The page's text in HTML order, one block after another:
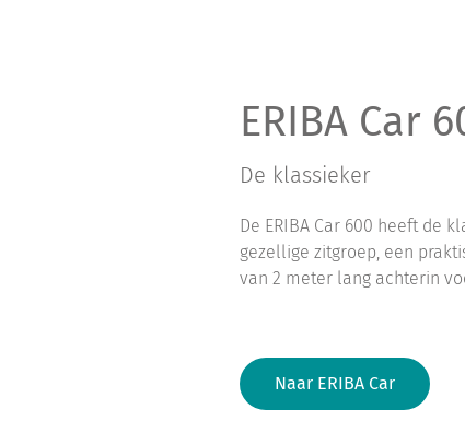
ERIBA Car
De klassieker
De ERIBA Car 600 heeft de
gezellige zitgroep, een
van 2 meter lang achterin
Naar ERIBA Car